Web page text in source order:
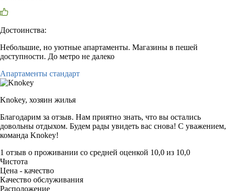
Достоинства:
Небольшие, но уютные апартаменты. Магазины в пешей
доступности. До метро не далеко
Апартаменты стандарт
Knokey, хозяин жилья
Благодарим за отзыв. Нам приятно знать, что вы остались
довольны отдыхом. Будем рады увидеть вас снова! С уважением,
команда Knokey!
1 отзыв о проживании со средней оценкой 10,0 из 10,0
Чистота
Цена - качество
Качество обслуживания
Расположение